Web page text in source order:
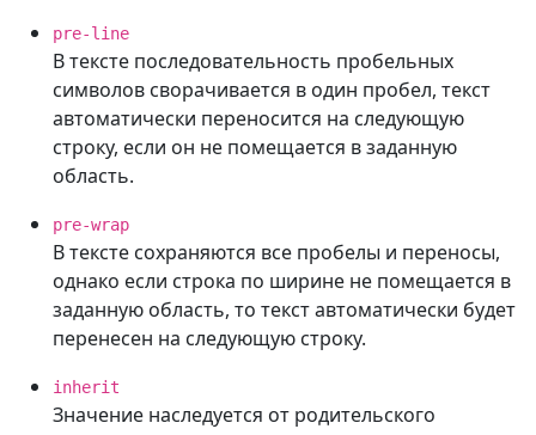
pre-line
В тексте последовательность пробельных
символов сворачивается в один пробел, текст
автоматически переносится на следующую
строку, если он не помещается в заданную
область.
pre-wrap
В тексте сохраняются все пробелы и переносы,
однако если строка по ширине не помещается в
заданную область, то текст автоматически будет
перенесен на следующую строку.
inherit
Значение наследуется от родительского